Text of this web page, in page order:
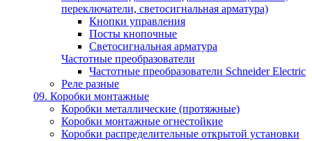
переключатели, светосигнальная арматура)
Кнопки управления
Посты кнопочные
Светосигнальная арматура
Частотные преобразователи
Частотные преобразователи Schneider Electric
Реле разные
09. Коробки монтажные
Коробки металлические (протяжные)
Коробки монтажные огнестойкие
Коробки распределительные открытой установки